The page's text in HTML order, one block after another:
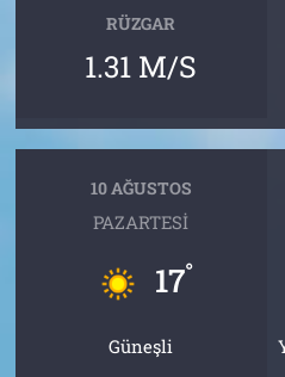
RÜZGAR
1.31 M/S
10 AĞUSTOS
PAZARTESI
17°
Güneşli